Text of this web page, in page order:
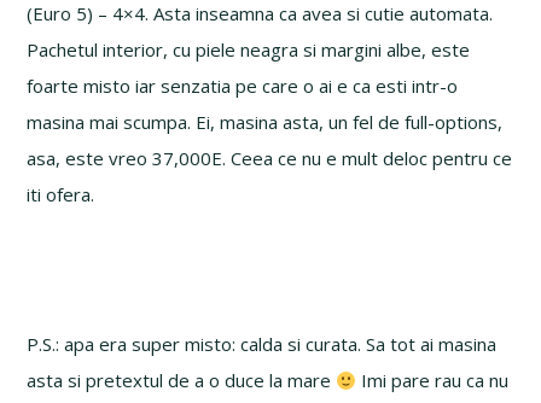
(Euro 5) – 4×4. Asta inseamna ca avea si cutie automata.
Pachetul interior, cu piele neagra si margini albe, este
foarte misto iar senzatia pe care o ai e ca esti intr-o
masina mai scumpa. Ei, masina asta, un fel de full-options,
asa, este vreo 37,000E. Ceea ce nu e mult deloc pentru ce
iti ofera.
P.S.: apa era super misto: calda si curata. Sa tot ai masina
asta si pretextul de a o duce la mare
Imi pare rau ca nu